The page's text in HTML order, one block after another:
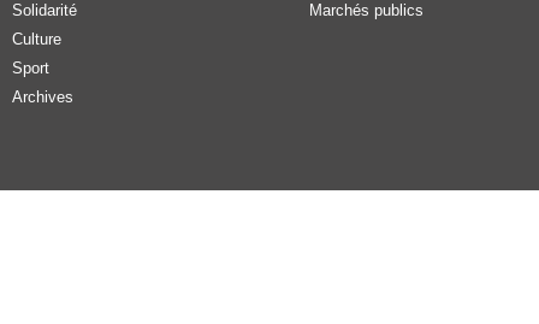
Solidarité
Culture
Sport
Archives
Marchés publics